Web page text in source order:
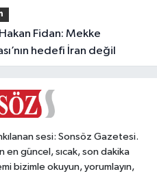
hedefi İran değil
sesi: Sonsöz Gazetesi.
en güncel, sıcak, son dakika
bizimle okuyun, yorumlayın,